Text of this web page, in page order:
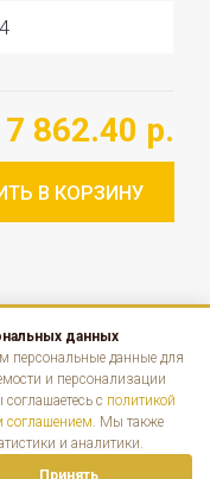
7 862.40 р.
В КОРЗИНУ
данных
персональные данные для
и персонализации
с политикой
соглашением. Мы также
и аналитики.
Принять